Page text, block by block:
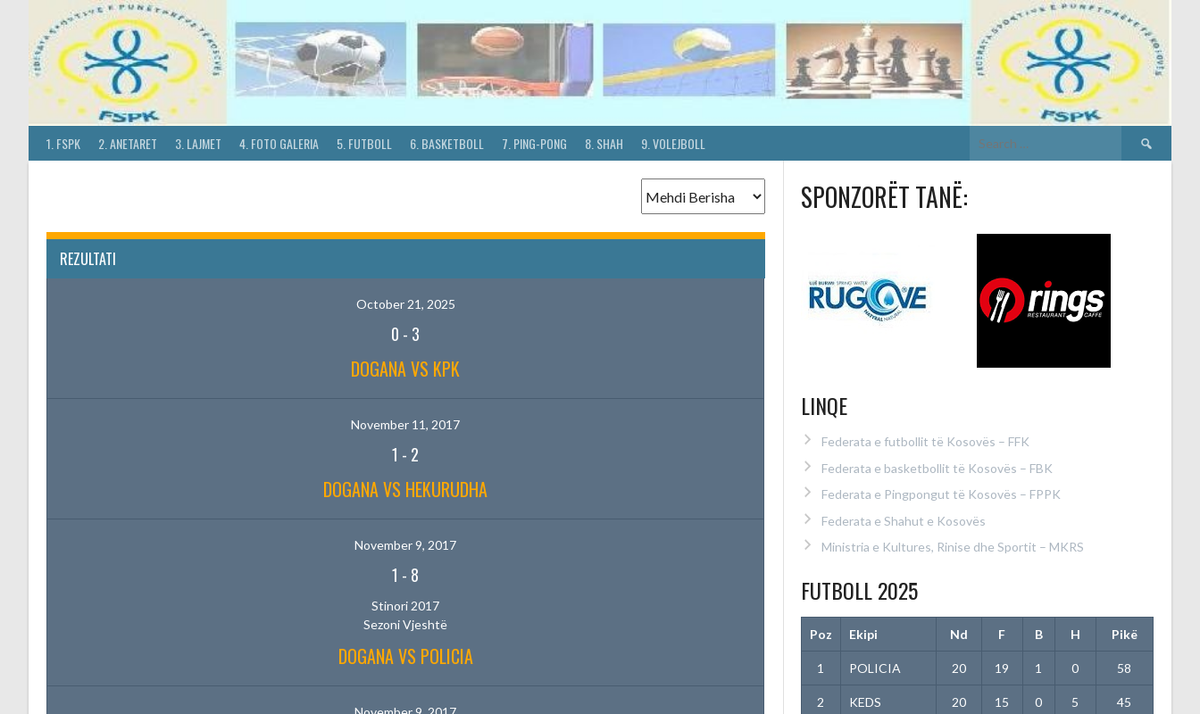
content
1. FSPK 2. ANETARET 3. LAJMET 4. FOTO GALERIA 5. FUTBOLL 6. BASKETBOLL 7. PING-PONG 8. SHAH 9. VOLEJBOLL
Search
for:
REZULTATI
October 21, 2025
0 - 3
DOGANA VS KPK
November 11, 2017
1 - 2
DOGANA VS HEKURUDHA
November 9, 2017
1 - 8
Stinori 2017
Sezoni Vjeshtë
DOGANA VS POLICIA
SPONZORËT TANË:
LINQE
Federata e futbollit të Kosovës – FFK
Federata e basketbollit të Kosovës – FBK
Federata e Pingpongut të Kosovës – FPPK
Federata e Shahut e Kosovës
Ministria e Kultures, Rinise dhe Sportit – MKRS
FUTBOLL 2025
Poz Ekipi Nd F B H Pikë
1 POLICIA 20 19 1 0 58
2 KEDS 20 15 0 5 45